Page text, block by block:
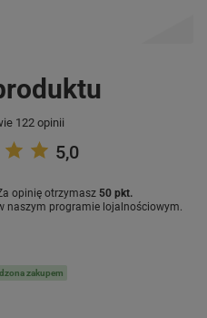
122 opinii
5,0
opinię otrzymasz 50 pkt.
naszym programie lojalnościowym.
zakupem